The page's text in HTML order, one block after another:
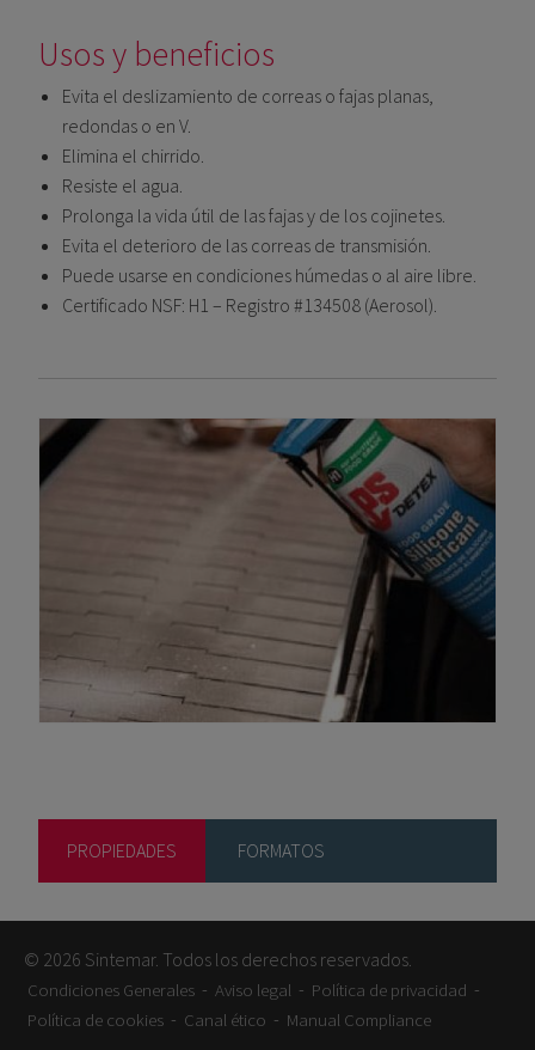
Usos y beneficios
Evita el deslizamiento de correas o fajas planas,
redondas o en V.
Elimina el chirrido.
Resiste el agua.
Prolonga la vida útil de las fajas y de los cojinetes.
Evita el deterioro de las correas de transmisión.
Puede usarse en condiciones húmedas o al aire libre.
Certificado NSF: H1 – Registro #134508 (Aerosol).
PROPIEDADES FORMATOS
© 2026 Sintemar. Todos los derechos reservados.
Condiciones Generales - Aviso legal - Política de privacidad -
Política de cookies - Canal ético - Manual Compliance